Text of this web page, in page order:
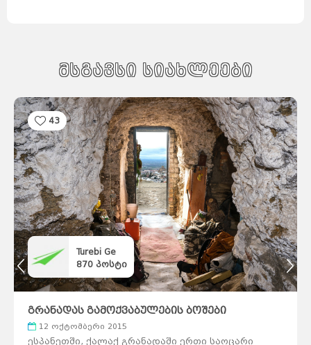
მსგავსი სიახლეები
43
Turebi Ge
870 პოსტი
გრანადას გამოქვაბულების ბოშები
12 ოქტომბერი 2015
ესპანეთში, ქალაქ გრანადაში ერთი საოცარი